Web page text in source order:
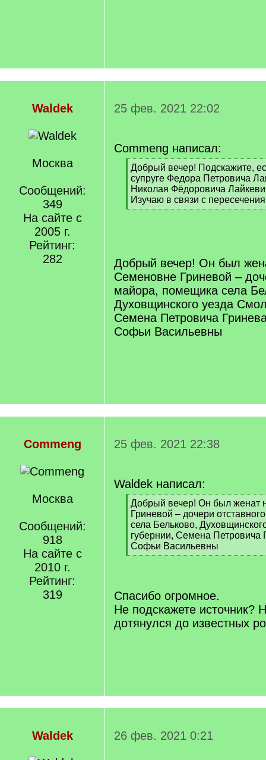
Waldek
Москва
Сообщений:
349
На сайте с
2005 г.
Рейтинг:
282
25 фев. 2021 22:02
Commeng написал:
[
q
]
Добрый вечер! Подскажите,
супруге Федора Петровича
Николая Фёдоровича
Изучаю в связи с
[
Добрый вечер! Он был
Семеновне Гриневой –
майора, помещика села
Духовщинского уезда
Семена Петровича
Софьи Васильевны
Commeng
Москва
Сообщений:
918
На сайте с
2010 г.
Рейтинг:
319
25 фев. 2021 22:38
Waldek написал:
[
q
]
Добрый вечер! Он был женат
Гриневой – дочери
села Бельково,
губернии, Семена Петровича
Софьи Васильевны
[
Спасибо огромное.
Не подскажете источник?
дотянулся до известных
Waldek 26 фев. 2021 0:21